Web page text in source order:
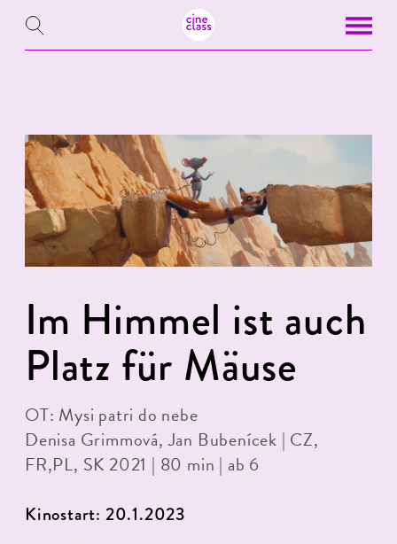
Im Himmel ist auch
Platz für Mäuse
OT: Mysi patri do nebe
Denisa Grimmová, Jan Bubenícek | CZ,
FR,PL, SK 2021 | 80 min | ab 6
Kinostart: 20.1.2023